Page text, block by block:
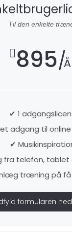
Til den enkelte
895
✔ 1
adgang til
✔
fra telefon,
træning på
formularen